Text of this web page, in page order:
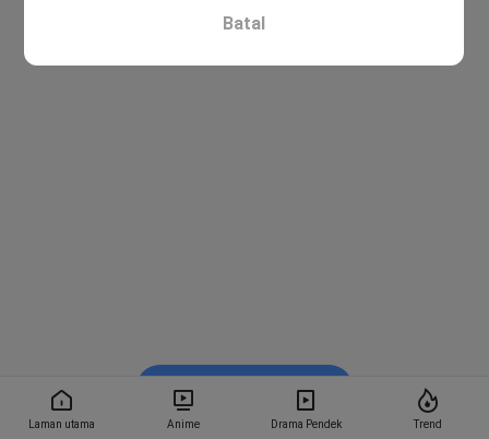
Laman utama Anime Drama Pendek Trend
Tonton dalam BiliBili
Batal